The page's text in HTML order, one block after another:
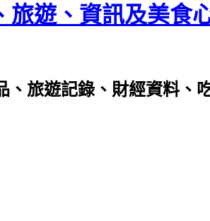
旅遊、資訊及美食
、旅遊記錄、財經資料、